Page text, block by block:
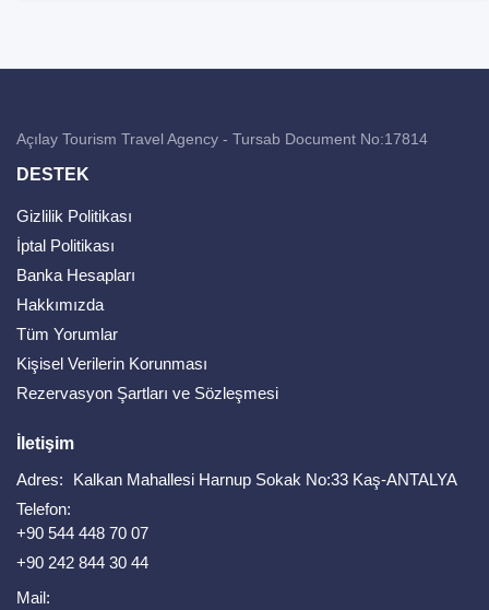
Açılay Tourism Travel Agency - Tursab Document No:17814
DESTEK
Gizlilik Politikası
İptal Politikası
Banka Hesapları
Hakkımızda
Tüm Yorumlar
Kişisel Verilerin Korunması
Rezervasyon Şartları ve Sözleşmesi
İletişim
Adres:
Kalkan Mahallesi Harnup Sokak No:33 Kaş-ANTALYA
Telefon:
+90 544 448 70 07
+90 242 844 30 44
Mail: